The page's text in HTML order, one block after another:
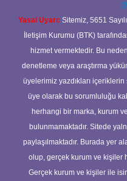
Yasal Uyarı: Sitemiz, 5651
İletişim Kurumu (BTK)
hizmet vermektedir. Bu
denetleme veya araştırma
üyelerimiz yazdıkları
üye olarak bu sorumluluğu
herhangi bir marka, kurum
bulunmamaktadır. Sitede
paylaşılmaktadır. Burada yer
olup, gerçek kurum ve kişiler
Gerçek kurum ve kişiler ile